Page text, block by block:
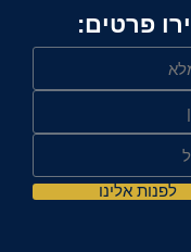
פרטים:
לפנות אלינו